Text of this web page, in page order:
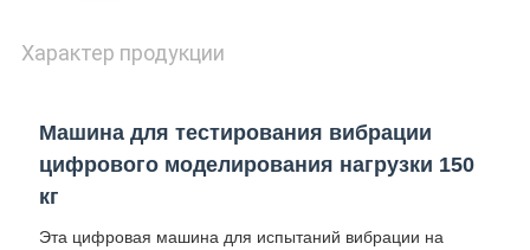
Характер продукции
Машина для тестирования вибрации
цифрового моделирования нагрузки 150
кг
Эта цифровая машина для испытаний вибрации на